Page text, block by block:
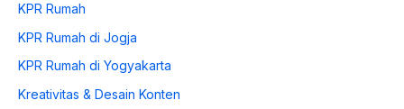
KPR Rumah
KPR Rumah di Jogja
KPR Rumah di Yogyakarta
Kreativitas & Desain Konten